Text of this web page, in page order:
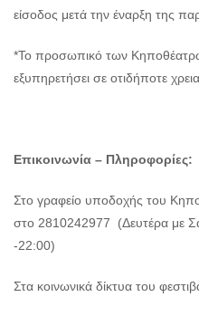
είσοδος μετά την έναρξη της
*Το προσωπικό των
εξυπηρετήσει σε οτιδήποτε
Επικοινωνία – Πληροφορίες:
Στο γραφείο υποδοχής του
στο 2810242977 (Δευτέρα με
-22:00)
Στα κοινωνικά δίκτυα του